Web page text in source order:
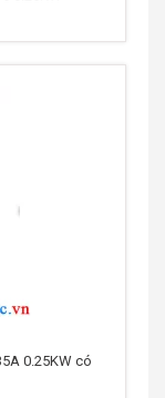
0.25KW có